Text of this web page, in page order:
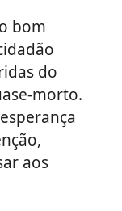
bom
do
morto.
aos